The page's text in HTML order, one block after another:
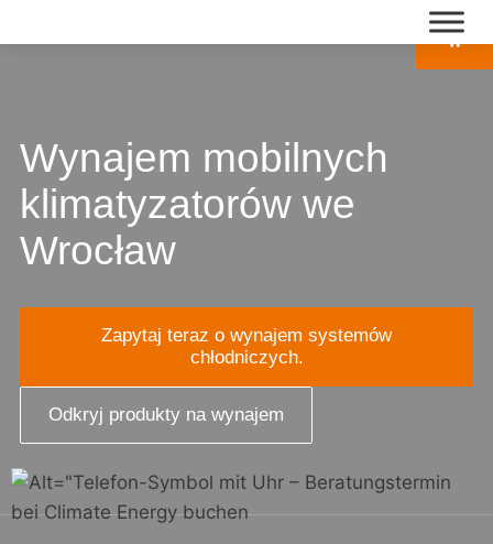
to
Wynajem mobilnych
klimatyzatorów we
Wrocław
Zapytaj teraz o wynajem systemów
chłodniczych.
Odkryj produkty na wynajem